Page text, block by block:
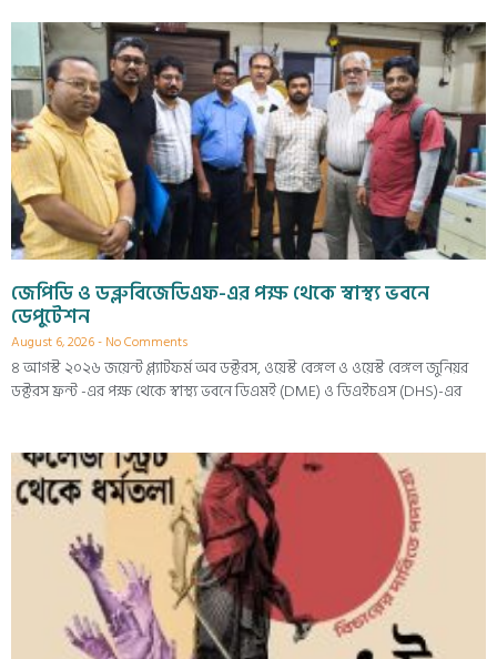
জেপিডি ও ডব্লুবিজেডিএফ-এর পক্ষ থেকে স্বাস্থ্য ভবনে
ডেপুটেশন
August 6, 2026 No Comments
৪ আগস্ট ২০২৬ জয়েন্ট প্ল্যাটফর্ম অব ডক্টরস, ওয়েস্ট বেঙ্গল ও ওয়েস্ট বেঙ্গল জুনিয়র
ডক্টরস ফ্রন্ট -এর পক্ষ থেকে স্বাস্থ্য ভবনে ডিএমই (DME) ও ডিএইচএস (DHS)-এর